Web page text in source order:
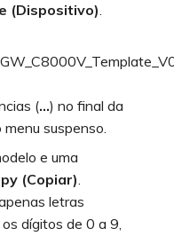
(Dispositivo).
(…) no final da
suspenso.
e uma
(Copiar).
letras
dígitos de 0 a 9,